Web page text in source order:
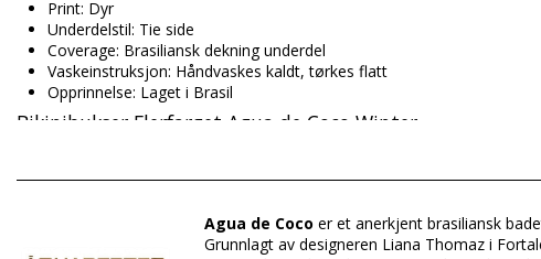
Print: Dyr
Underdelstil: Tie side
Coverage: Brasiliansk dekning underdel
Vaskeinstruksjon: Håndvaskes kaldt, tørkes flatt
Opprinnelse: Laget i Brasil
Bikinibukser Flerfarget Agua de Coco Winter
Fôr: 82% Poliamide, 18% Elastane
Agua de Coco er et anerkjent brasiliansk
Grunnlagt av designeren Liana Thomaz i